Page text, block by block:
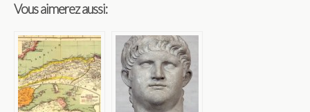
Vous aimerez aussi: